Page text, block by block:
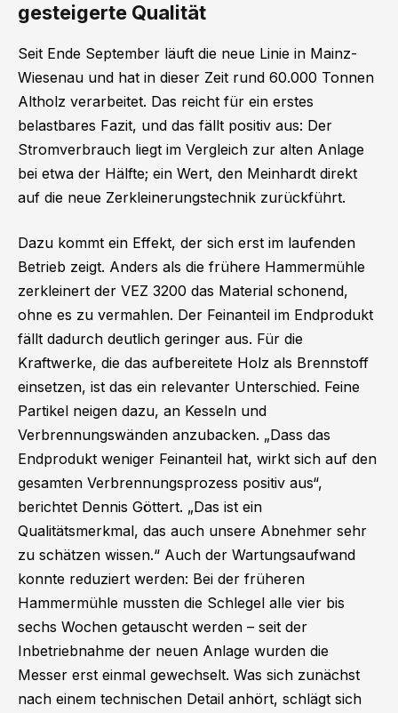
gesteigerte Qualität
Seit Ende September läuft die neue Linie in Mainz-
Wiesenau und hat in dieser Zeit rund 60.000 Tonnen
Altholz verarbeitet. Das reicht für ein erstes
belastbares Fazit, und das fällt positiv aus: Der
Stromverbrauch liegt im Vergleich zur alten Anlage
bei etwa der Hälfte; ein Wert, den Meinhardt direkt
auf die neue Zerkleinerungstechnik zurückführt.
Dazu kommt ein Effekt, der sich erst im laufenden
Betrieb zeigt. Anders als die frühere Hammermühle
zerkleinert der VEZ 3200 das Material schonend,
ohne es zu vermahlen. Der Feinanteil im Endprodukt
fällt dadurch deutlich geringer aus. Für die
Kraftwerke, die das aufbereitete Holz als Brennstoff
einsetzen, ist das ein relevanter Unterschied. Feine
Partikel neigen dazu, an Kesseln und
Verbrennungswänden anzubacken. „Dass das
Endprodukt weniger Feinanteil hat, wirkt sich auf den
gesamten Verbrennungsprozess positiv aus“,
berichtet Dennis Göttert. „Das ist ein
Qualitätsmerkmal, das auch unsere Abnehmer sehr
zu schätzen wissen.“ Auch der Wartungsaufwand
konnte reduziert werden: Bei der früheren
Hammermühle mussten die Schlegel alle vier bis
sechs Wochen getauscht werden – seit der
Inbetriebnahme der neuen Anlage wurden die
Messer erst einmal gewechselt. Was sich zunächst
nach einem technischen Detail anhört, schlägt sich